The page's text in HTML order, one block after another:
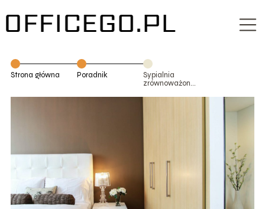
Strona główna Poradnik
Sypialnia
zrównoważona
ekologiczne